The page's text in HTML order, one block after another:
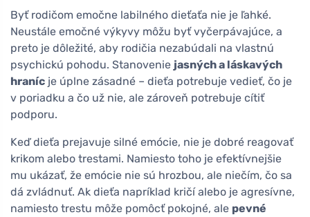
Byť rodičom emočne labilného dieťaťa nie je ľahké.
Neustále emočné výkyvy môžu byť vyčerpávajúce, a
preto je dôležité, aby rodičia nezabúdali na vlastnú
psychickú pohodu. Stanovenie jasných a láskavých
hraníc je úplne zásadné – dieťa potrebuje vedieť, čo je
v poriadku a čo už nie, ale zároveň potrebuje cítiť
podporu.
Keď dieťa prejavuje silné emócie, nie je dobré reagovať
krikom alebo trestami. Namiesto toho je efektívnejšie
mu ukázať, že emócie nie sú hrozbou, ale niečím, čo sa
dá zvládnuť. Ak dieťa napríklad kričí alebo je agresívne,
namiesto trestu môže pomôcť pokojné, ale pevné